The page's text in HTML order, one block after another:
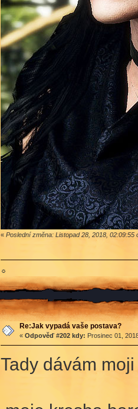
« Poslední změna: Listopad 28, 2018, 02:09:55
☼
Re:Jak vypadá vaše postava?
« Odpověď #202 kdy: Prosinec 01,
Tady dávám